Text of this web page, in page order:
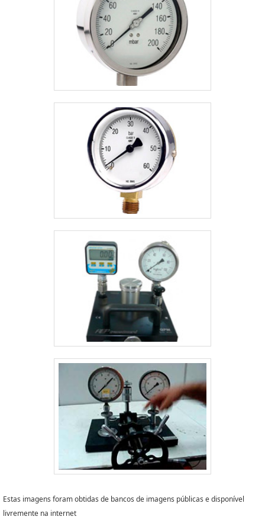
Estas imagens foram obtidas de bancos de imagens públicas e disponível
livremente na internet